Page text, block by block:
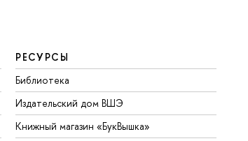
РЕСУРСЫ
Библиотека
Издательский дом ВШЭ
Книжный магазин «БукВышка»